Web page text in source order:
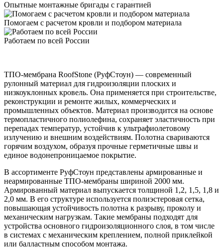
Опытные монтажные бригады с гарантией
Помогаем с расчетом кровли и подбором материала
Работаем по всей России
ТПО-мембрана RoofStone (РуфСтоун) — современный
рулонный материал для гидроизоляции плоских и
низкоуклонных кровель. Она применяется при строительстве,
реконструкции и ремонте жилых, коммерческих и
промышленных объектов. Материал производится на основе
термопластичного полиолефина, сохраняет эластичность при
перепадах температур, устойчив к ультрафиолетовому
излучению и внешним воздействиям. Полотна свариваются
горячим воздухом, образуя прочные герметичные швы и
единое водонепроницаемое покрытие.
В ассортименте РуфСтоун представлены армированные и
неармированные ТПО-мембраны шириной 2000 мм.
Армированный материал выпускается толщиной 1,2, 1,5, 1,8 и
2,0 мм. В его структуре используется полиэстеровая сетка,
повышающая устойчивость полотна к разрыву, проколу и
механическим нагрузкам. Такие мембраны подходят для
устройства основного гидроизоляционного слоя, в том числе
в системах с механическим креплением, полной приклейкой
или балластным способом монтажа.